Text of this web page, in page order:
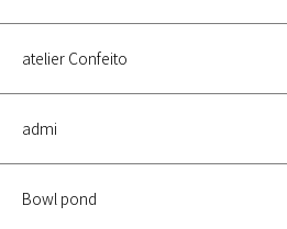
atelier Confeito
admi
Bowl pond